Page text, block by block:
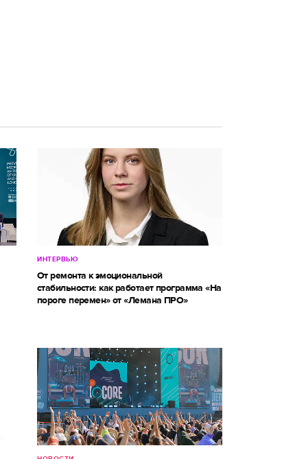
ИНТЕРВЬЮ
От ремонта к эмоциональной
стабильности: как работает программа «На
пороге перемен» от «Лемана ПРО»